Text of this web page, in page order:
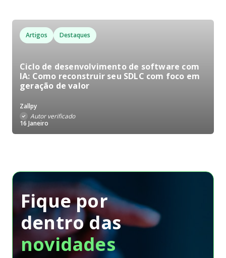
Artigos Destaques
Ciclo de desenvolvimento de software com
IA: Como reconstruir seu SDLC com foco em
geração de valor
Zallpy
Autor verificado
16 Janeiro
Fique por
dentrodas
novidades